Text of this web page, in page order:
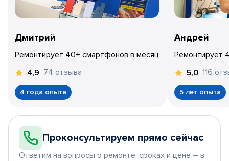
Дмитрий
Ремонтирует 40+ смартфонов в месяц
4,9 74 отзыва
4 года опыта
Андрей
Ремонтирует
5,0 116
5 лет опыта
Проконсультируем прямо сейчас
Ответим на вопросы о ремонте, сроках и цене – в